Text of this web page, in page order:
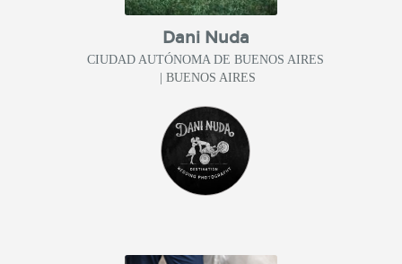
Dani Nuda
CIUDAD AUTÓNOMA DE BUENOS AIRES
| BUENOS AIRES